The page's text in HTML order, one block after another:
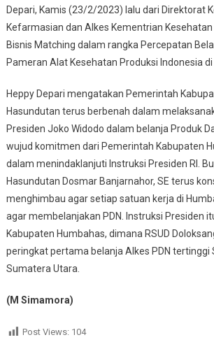
Depari, Kamis (23/2/2023) lalu dari Direktorat
Kefarmasian dan Alkes Kementrian
Bisnis Matching dalam rangka Percepatan
Pameran Alat Kesehatan Produksi Indonesia
Heppy Depari mengatakan Pemerintah
Hasundutan terus berbenah dalam
Presiden Joko Widodo dalam belanja Produk
wujud komitmen dari Pemerintah Kabupaten
dalam menindaklanjuti Instruksi Presiden RI.
Hasundutan Dosmar Banjarnahor, SE terus
menghimbau agar setiap satuan kerja di
agar membelanjakan PDN. Instruksi Presiden
Kabupaten Humbahas, dimana RSUD
peringkat pertama belanja Alkes PDN tertinggi
Sumatera Utara.
(M Simamora)
Post Views: 104